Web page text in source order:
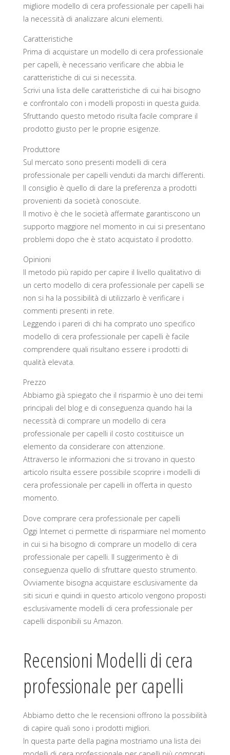
migliore modello di cera professionale per capelli hai
la necessità di analizzare alcuni elementi.
Caratteristiche
Prima di acquistare un modello di cera professionale
per capelli, è necessario verificare che abbia le
caratteristiche di cui si necessita.
Scrivi una lista delle caratteristiche di cui hai bisogno
e confrontalo con i modelli proposti in questa guida.
Sfruttando questo metodo risulta facile comprare il
prodotto giusto per le proprie esigenze.
Produttore
Sul mercato sono presenti modelli di cera
professionale per capelli venduti da marchi differenti.
Il consiglio è quello di dare la preferenza a prodotti
provenienti da società conosciute.
Il motivo è che le società affermate garantiscono un
supporto maggiore nel momento in cui si presentano
problemi dopo che è stato acquistato il prodotto.
Opinioni
Il metodo più rapido per capire il livello qualitativo di
un certo modello di cera professionale per capelli se
non si ha la possibilità di utilizzarlo è verificare i
commenti presenti in rete.
Leggendo i pareri di chi ha comprato uno specifico
modello di cera professionale per capelli è facile
comprendere quali risultano essere i prodotti di
qualità elevata.
Prezzo
Abbiamo già spiegato che il risparmio è uno dei temi
principali del blog e di conseguenza quando hai la
necessità di comprare un modello di cera
professionale per capelli il costo costituisce un
elemento da considerare con attenzione.
Attraverso le informazioni che si trovano in questo
articolo risulta essere possibile scoprire i modelli di
cera professionale per capelli in offerta in questo
momento.
Dove comprare cera professionale per capelli
Oggi Internet ci permette di risparmiare nel momento
in cui si ha bisogno di comprare un modello di cera
professionale per capelli. Il suggerimento è di
conseguenza quello di sfruttare questo strumento.
Ovviamente bisogna acquistare esclusivamente da
siti sicuri e quindi in questo articolo vengono proposti
esclusivamente modelli di cera professionale per
capelli disponibili su Amazon.
Recensioni Modelli di cera
professionale per capelli
Abbiamo detto che le recensioni offrono la possibilità
di capire quali sono i prodotti migliori.
In questa parte della pagina mostriamo una lista dei